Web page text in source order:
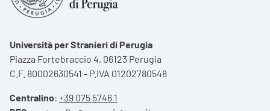
Università per Stranieri di Perugia
Piazza Fortebraccio 4, 06123 Perugia
C.F. 80002630541 - P.IVA 01202780548
Centralino: +39 075 5746 1